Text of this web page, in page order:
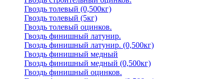
Гвоздь толевый (0,500кг)
Гвоздь толевый (5кг)
Гвоздь толевый оцинков.
Гвоздь финишный латунир.
Гвоздь финишный латунир. (0,500кг)
Гвоздь финишный медный
Гвоздь финишный медный (0,500кг)
Гвоздь финишный оцинков.